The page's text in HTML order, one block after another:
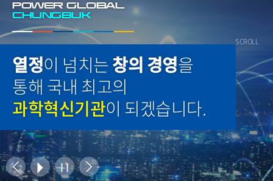
POWER GLOBAL
CHUNGBUK
열정이 넘치는창의 경영을
통해 국내 최고의
과학혁신기관이 되겠습니다.
SCROLL